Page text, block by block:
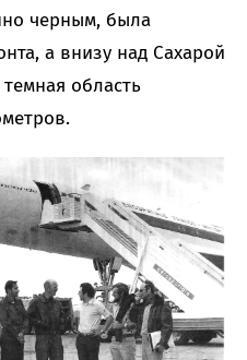
черным, была
а внизу над Сахарой
темная область